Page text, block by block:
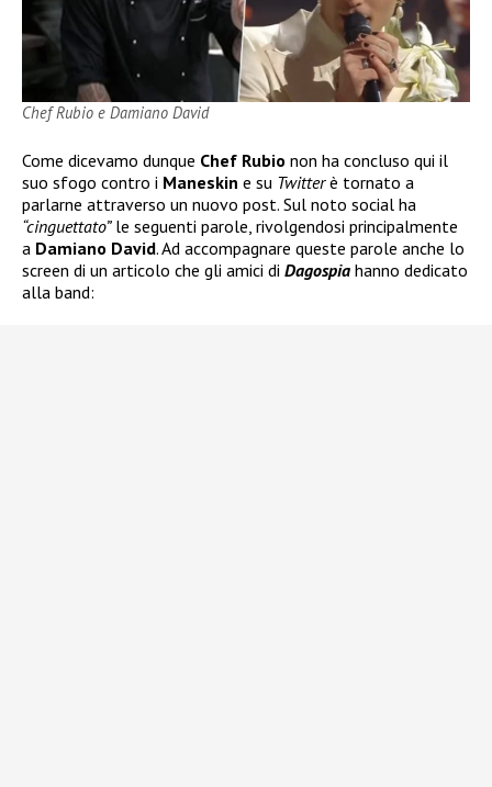
Chef Rubio e Damiano David
Come dicevamo dunque Chef Rubio non ha concluso qui il
suo sfogo contro i Maneskin e su Twitterè tornato a
parlarne attraverso un nuovo post. Sul noto social ha
“cinguettato”le seguenti parole, rivolgendosi principalmente
a Damiano David. Ad accompagnare queste parole anche lo
screen di un articolo che gli amici di Dagospia hanno dedicato
alla band: